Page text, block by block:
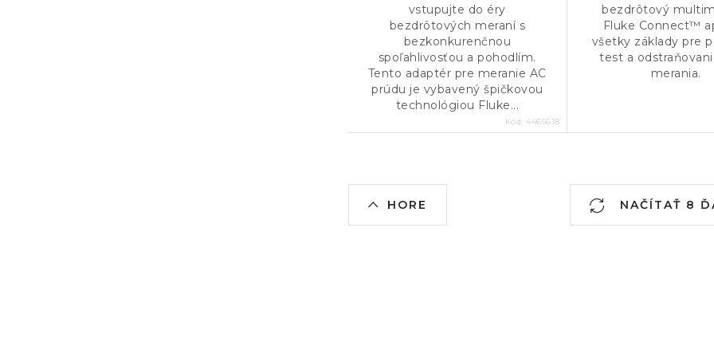
vstupujte do éry
bezdrôtových meraní s
bezkonkurenčnou
spoľahlivosťou a pohodlím.
Tento adaptér pre meranie AC
prúdu je vybavený špičkovou
technológiou Fluke...
Kód:4465618
bezdrôtový
Fluke Connect™
všetky základy pre
test a
merania.
v
NAČÍTAŤ 8
HORE